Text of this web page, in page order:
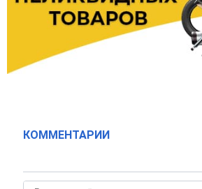
КОММЕНТАРИИ